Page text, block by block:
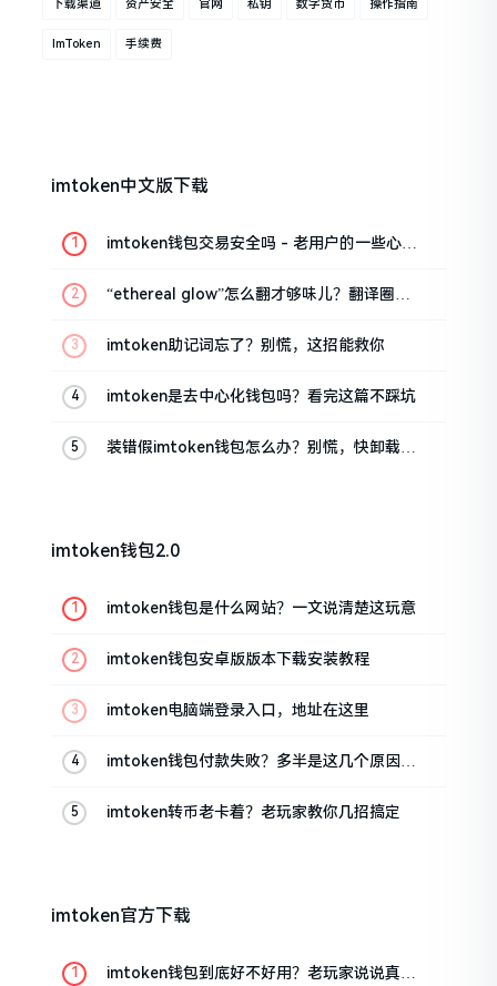
下载渠道 资产安全 官网 私钥 数字货币 操作指南
ImToken 手续费
imtoken中文版下载
imtoken钱包交易安全吗 - 老用户的一些心里
“ethereal glow”怎么翻才够味儿？翻译圈老
imtoken助记词忘了？别慌，这招能救你
imtoken是去中心化钱包吗？看完这篇不踩坑
装错假imtoken钱包怎么办？别慌，快卸载，
imtoken钱包2.0
imtoken钱包是什么网站？一文说清楚这玩意
imtoken钱包安卓版版本下载安装教程
imtoken电脑端登录入口，地址在这里
imtoken钱包付款失败？多半是这几个原因闹
imtoken转币老卡着？老玩家教你几招搞定
imtoken官方下载
imtoken钱包到底好不好用？老玩家说说真实